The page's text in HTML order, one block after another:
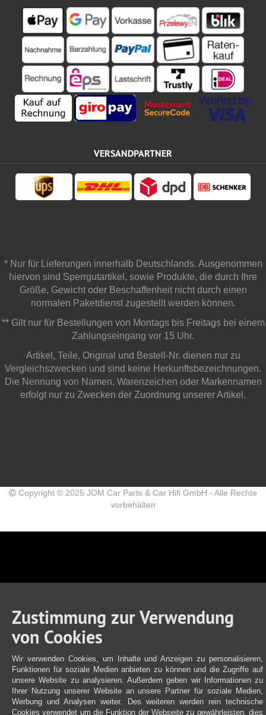
VERSANDPARTNER
* Nur für Lieferungen innerhalb Deutschlands. Ausgenommen
hiervon sind Sperrgutartikel, sowie Produkte, die durch Ihre
Größe, Gewicht oder Beschaffenheit nicht durch einen
normalen Paketdienst zugestellt werden können.
** Gilt nur für Bestellungen von Montags bis Freitags bei einem
Zahlungseingang vor 15 Uhr.
Artikel, Teile, Original und Bestell-Nr. dienen nur zu
Vergleichszwecken und sind keine Herkunftsbezeichnungen.
Die Nennung von Namen, Warenzeichen oder Markennamen
erfolgt nur zu Zwecken der Zuordnung unserer Artikel.
Copyright © 2025 JOM Car Parts & Car Hifi GmbH - Alle Rechte
vorbehalten
Zustimmung zur Verwendung
von Cookies
Wir verwenden Cookies, um Inhalte und Anzeigen zu personalisieren,
Funktionen für soziale Medien anbieten zu können und die Zugriffe auf
unsere Website zu analysieren. Außerdem geben wir Informationen zu
Ihrer Nutzung unserer Website an unsere Partner für soziale Medien,
Werbung und Analysen weiter. Des weiteren werden rein technische
Cookies verwendet um die Funktion der Webseite zu gewährleisten, dies